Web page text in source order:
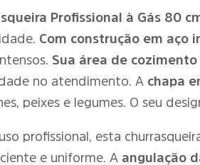
Profissional à Gás 80
Com construção em aço
Sua área de
no atendimento. A chapa
peixes e legumes. O seu
profissional, esta
e uniforme. A angulação